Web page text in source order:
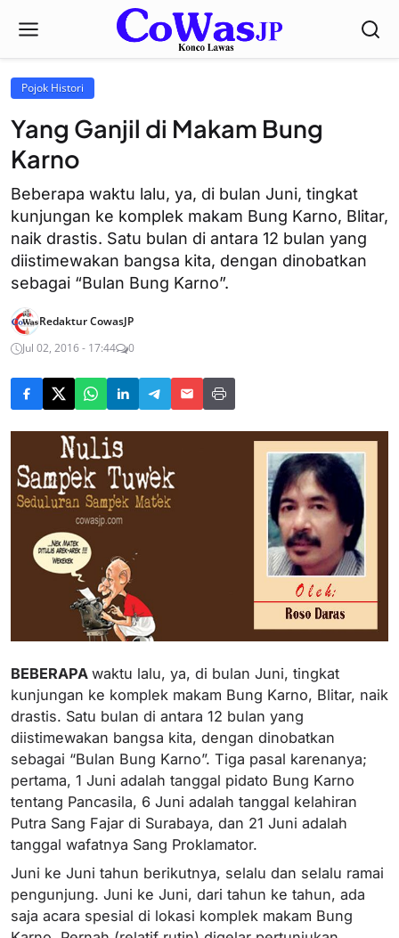
Pojok Histori
Yang Ganjil di Makam Bung
Karno
​Beberapa waktu lalu, ya, di bulan Juni, tingkat
kunjungan ke komplek makam Bung Karno, Blitar,
naik drastis. Satu bulan di antara 12 bulan yang
diistimewakan bangsa kita, dengan dinobatkan
sebagai “Bulan Bung Karno”.
Redaktur CowasJP
Jul 02, 2016 - 17:44
0
BEBERAPA waktu lalu, ya, di bulan Juni, tingkat
kunjungan ke komplek makam Bung Karno, Blitar, naik
drastis. Satu bulan di antara 12 bulan yang
diistimewakan bangsa kita, dengan dinobatkan
sebagai “Bulan Bung Karno”. Tiga pasal karenanya;
pertama, 1 Juni adalah tanggal pidato Bung Karno
tentang Pancasila, 6 Juni adalah tanggal kelahiran
Putra Sang Fajar di Surabaya, dan 21 Juni adalah
tanggal wafatnya Sang Proklamator.
Juni ke Juni tahun berikutnya, selalu dan selalu ramai
pengunjung. Juni ke Juni, dari tahun ke tahun, ada
saja acara spesial di lokasi komplek makam Bung